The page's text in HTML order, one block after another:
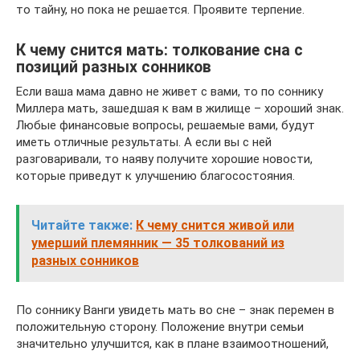
то тайну, но пока не решается. Проявите терпение.
К чему снится мать: толкование сна с
позиций разных сонников
Если ваша мама давно не живет с вами, то по соннику
Миллера мать, зашедшая к вам в жилище – хороший знак.
Любые финансовые вопросы, решаемые вами, будут
иметь отличные результаты. А если вы с ней
разговаривали, то наяву получите хорошие новости,
которые приведут к улучшению благосостояния.
Читайте также: К чему снится живой или
умерший племянник — 35 толкований из
разных сонников
По соннику Ванги увидеть мать во сне – знак перемен в
положительную сторону. Положение внутри семьи
значительно улучшится, как в плане взаимоотношений,